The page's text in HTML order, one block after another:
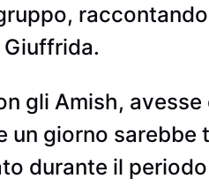
gli Amish,
un giorno sarebbe
durante il